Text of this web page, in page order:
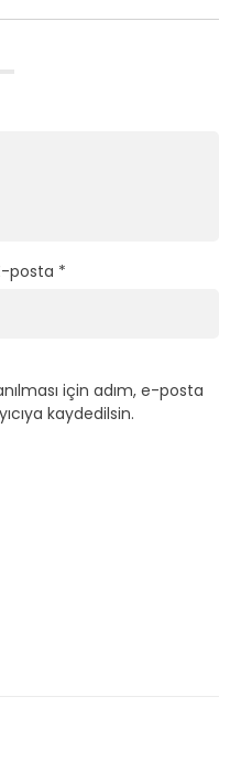
posta *
için adım, e-posta
kaydedilsin.